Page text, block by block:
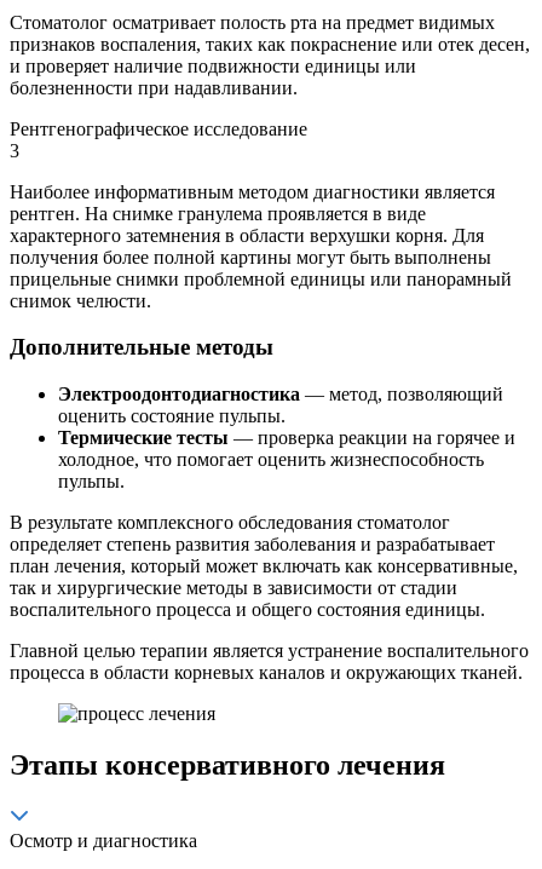
Стоматолог осматривает полость рта на предмет видимых
признаков воспаления, таких как покраснение или отек десен,
и проверяет наличие подвижности единицы или
болезненности при надавливании.
Рентгенографическое исследование
3
Наиболее информативным методом диагностики является
рентген. На снимке гранулема проявляется в виде
характерного затемнения в области верхушки корня. Для
получения более полной картины могут быть выполнены
прицельные снимки проблемной единицы или панорамный
снимок челюсти.
Дополнительные методы
Электроодонтодиагностика — метод, позволяющий
оценить состояние пульпы.
Термические тесты — проверка реакции на горячее и
холодное, что помогает оценить жизнеспособность
пульпы.
В результате комплексного обследования стоматолог
определяет степень развития заболевания и разрабатывает
план лечения, который может включать как консервативные,
так и хирургические методы в зависимости от стадии
воспалительного процесса и общего состояния единицы.
Главной целью терапии является устранение воспалительного
процесса в области корневых каналов и окружающих тканей.
Этапы консервативного лечения
Осмотр и диагностика